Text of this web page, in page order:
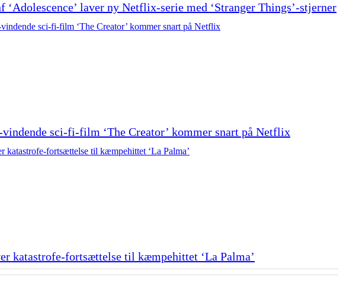
‘Adolescence’ laver ny Netflix-serie med ‘Stranger Things’-stjerner
vindende sci-fi-film ‘The Creator’ kommer snart på Netflix
katastrofe-fortsættelse til kæmpehittet ‘La Palma’